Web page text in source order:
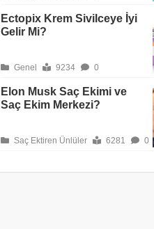
Ectopix Krem Sivilceye İyi
Gelir Mi?
Genel 9234 0
Elon Musk Saç Ekimi ve
Saç Ekim Merkezi?
Saç Ektiren Ünlüler 6281 0